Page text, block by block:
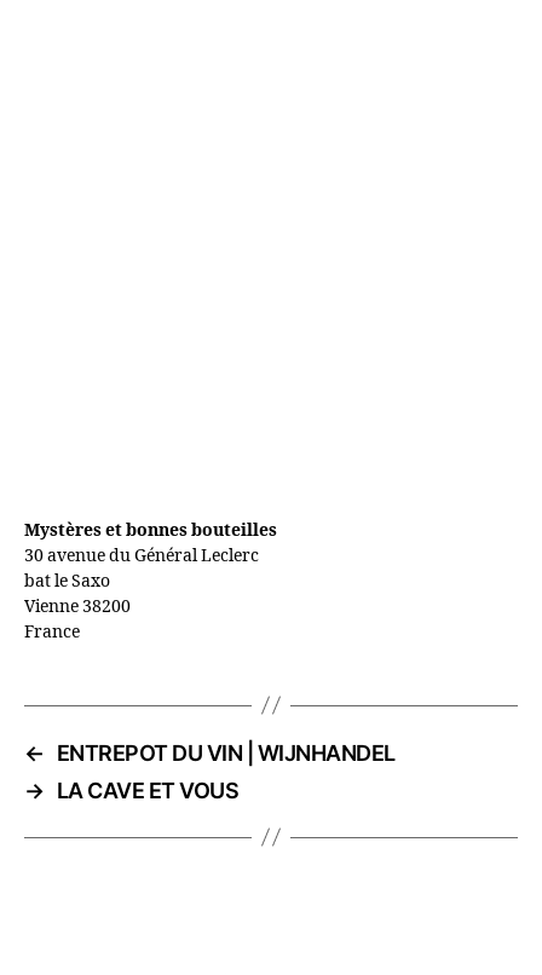
Mystères et bonnes bouteilles
30 avenue du Général Leclerc
bat le Saxo
Vienne38200
France
←
ENTREPOT DU VIN | WIJNHANDEL
→ LA CAVE ET VOUS